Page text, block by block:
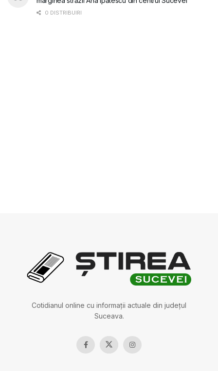
0 DISTRIBUIRI
Cotidianul online cu informații actuale din județul
Suceava.